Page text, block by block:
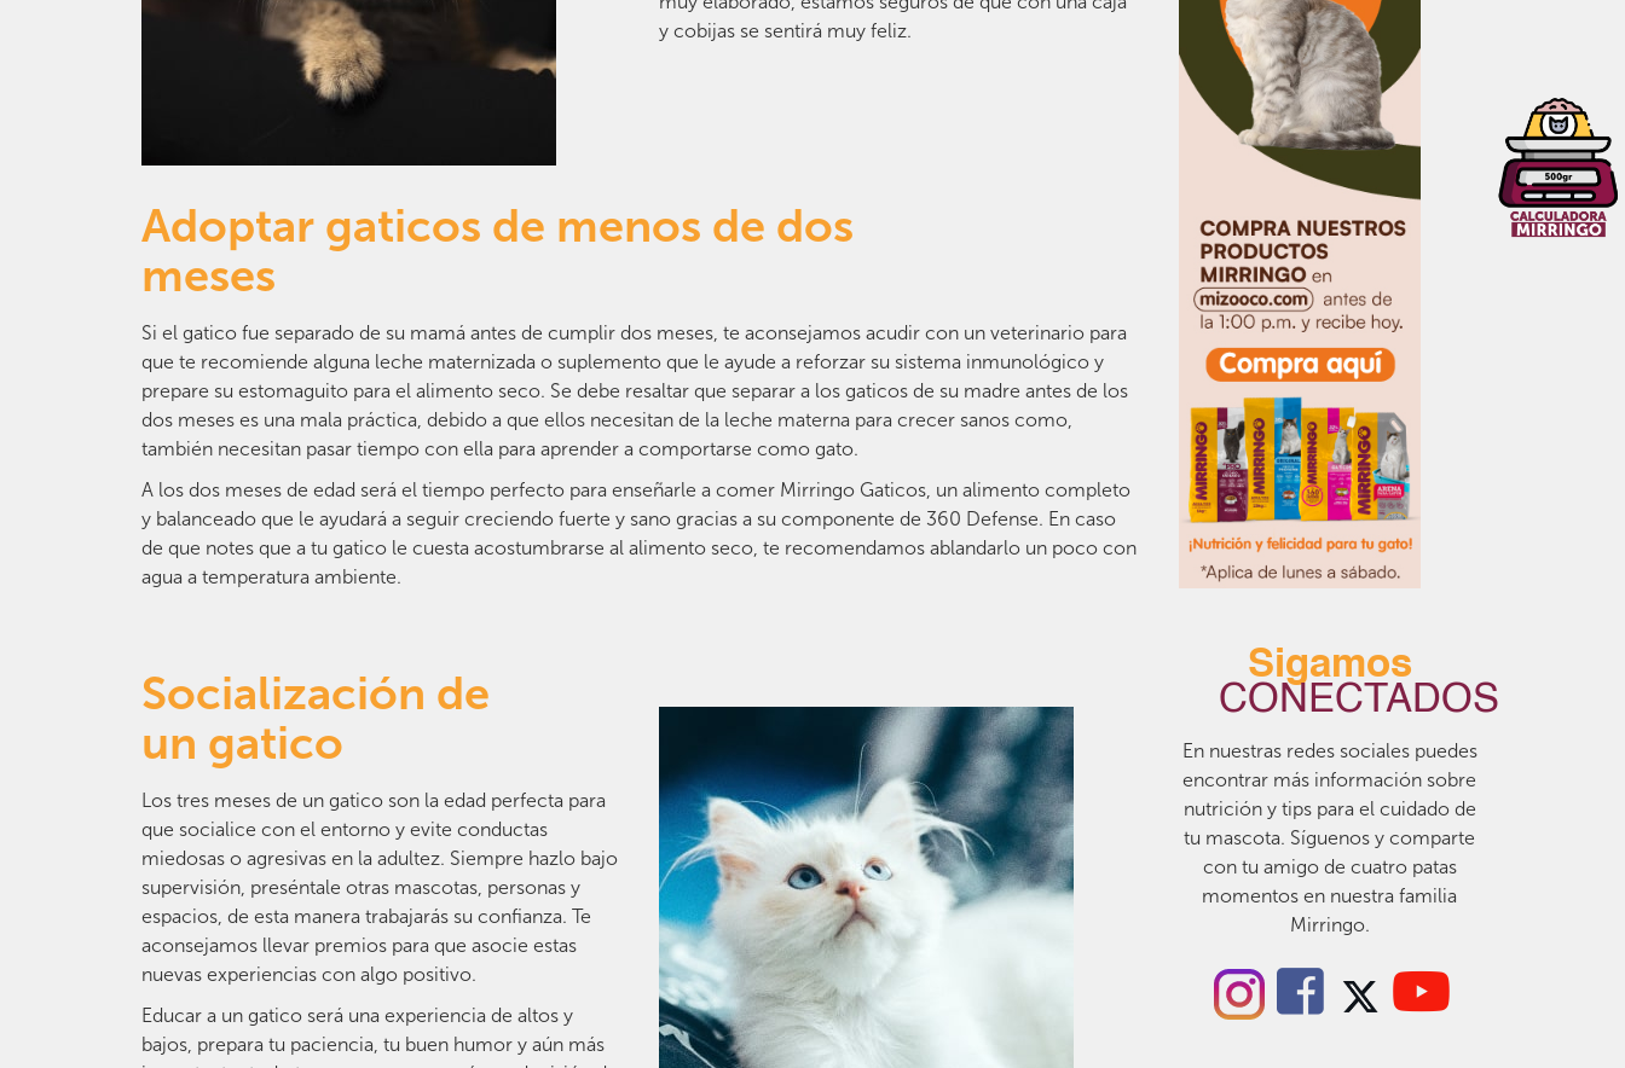
y cobijas se sentirá muy feliz.
Adoptar gaticos de menos de dos
meses
Si el gatico fue separado de su mamá antes de cumplir dos meses, te aconsejamos acudir con un veterinario para
que te recomiende alguna leche maternizada o suplemento que le ayude a reforzar su sistema inmunológico y
prepare su estomaguito para el alimento seco. Se debe resaltar que separar a los gaticos de su madre antes de los
dos meses es una mala práctica, debido a que ellos necesitan de la leche materna para crecer sanos como,
también necesitan pasar tiempo con ella para aprender a comportarse como gato.
A los dos meses de edad será el tiempo perfecto para enseñarle a comer Mirringo Gaticos, un alimento completo
y balanceado que le ayudará a seguir creciendo fuerte y sano gracias a su componente de 360 Defense. En caso
de que notes que a tu gatico le cuesta acostumbrarse al alimento seco, te recomendamos ablandarlo un poco con
agua a temperatura ambiente.
Socialización de
un gatico
Los tres meses de un gatico son la edad perfecta para
que socialice con el entorno y evite conductas
miedosas o agresivas en la adultez. Siempre hazlo bajo
supervisión, preséntale otras mascotas, personas y
espacios, de esta manera trabajarás su confianza. Te
aconsejamos llevar premios para que asocie estas
nuevas experiencias con algo positivo.
Educar a un gatico será una experiencia de altos y
bajos, prepara tu paciencia, tu buen humor y aún más
Sigamos
CONECTADOS
En nuestras redes sociales puedes
encontrar más información sobre
nutrición y tips para el cuidado de
tu mascota. Síguenos y comparte
con tu amigo de cuatro patas
momentos en nuestra familia
Mirringo.